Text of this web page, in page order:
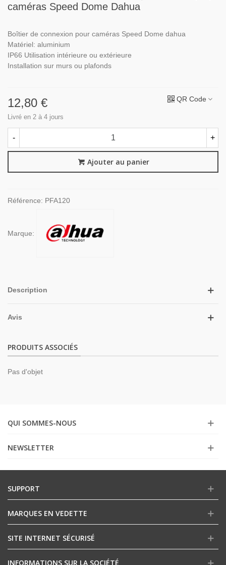
caméras Speed Dome Dahua
Boîtier de connexion pour caméras Speed Dome dahua
Matériel: aluminium
IP66 Utilisation intérieure ou extérieure
Installation sur murs ou plafonds
12,80 €
Livré en 2 à 4 jours
QR Code
- +
Ajouter au panier
Référence: PFA120
Marque:
Description
Avis
PRODUITS ASSOCIÉS
Pas d'objet
QUI SOMMES-NOUS
NEWSLETTER
SUPPORT
MARQUES EN VEDETTE
SITE INTERNET SÉCURISÉ
INFORMATIONS SUR LA SOCIÉTÉ